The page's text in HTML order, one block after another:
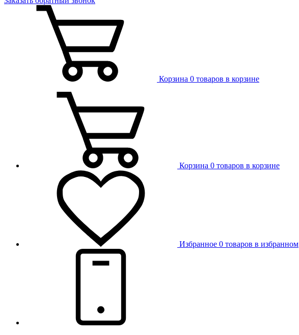
Корзина 0 товаров в корзине
Корзина 0 товаров в корзине
Избранное 0 товаров в избранном